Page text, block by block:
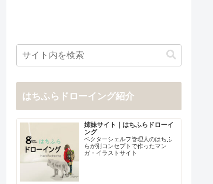
はちふらドローイング紹介
姉妹サイト｜はちふらドローイ
ング
ベクターシェルフ管理人のはちふ
らが別コンセプトで作ったマン
ガ・イラストサイト